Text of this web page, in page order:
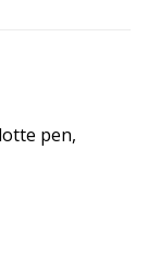
pen,